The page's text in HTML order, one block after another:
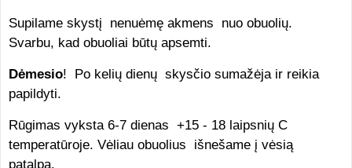
Supilame skystį nenuėmę akmens nuo obuolių.
Svarbu, kad obuoliai būtų apsemti.
Dėmesio! Po kelių dienų skysčio sumažėja ir reikia
papildyti.
Rūgimas vyksta 6-7 dienas +15 - 18 laipsnių C
temperatūroje. Vėliau obuolius išnešame į vėsią
patalpą.